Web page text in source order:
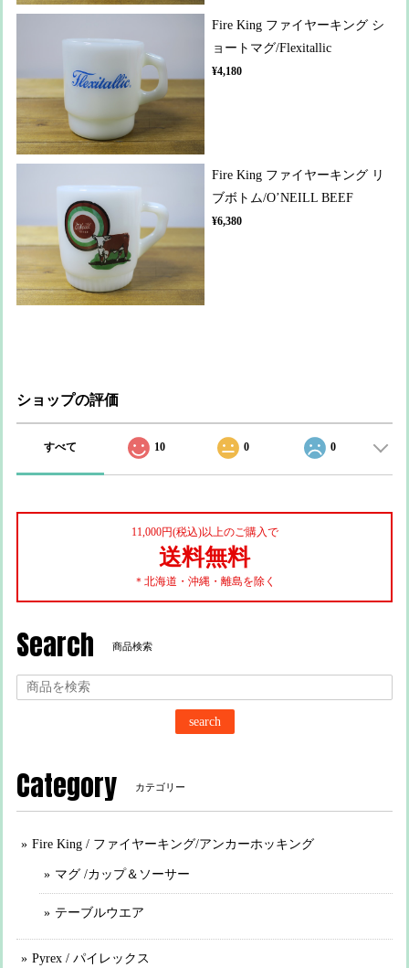
Fire King ファイヤーキング シ
ョートマグ/Flexitallic
¥4,180
Fire King ファイヤーキング リ
ブボトム/O’NEILL BEEF
¥6,380
ショップの評価
すべて 10 0 0
11,000円(税込)以上のご購入で
送料無料
＊北海道・沖縄・離島を除く
Search 商品検索
search
Category カテゴリー
Fire King / ファイヤーキング/アンカーホッキング
マグ /カップ＆ソーサー
テーブルウエア
Pyrex / パイレックス